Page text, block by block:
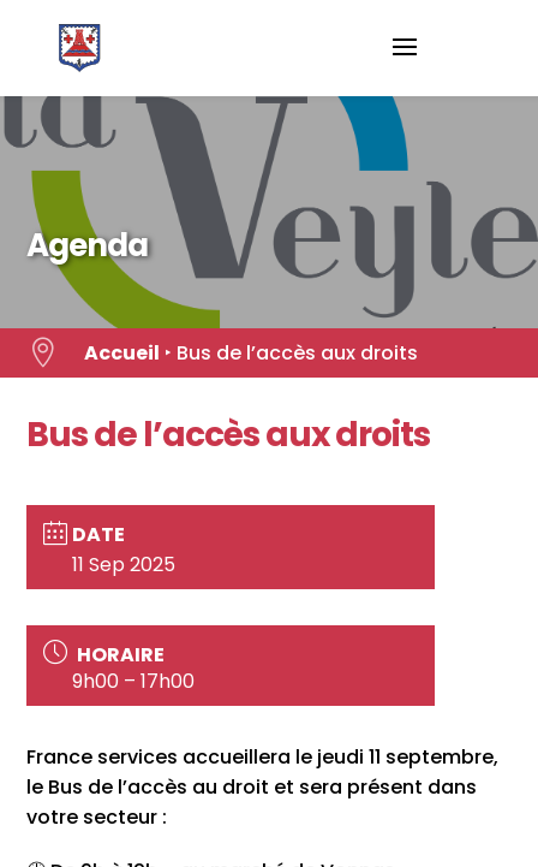
content
Agenda
 Accueil ‣ Bus de l’accès aux droits
Bus de l’accès aux droits
DATE
11 Sep 2025
HORAIRE
9h00 – 17h00
France services accueillera le jeudi 11 septembre,
le Bus de l’accès au droit et sera présent dans
votre secteur :